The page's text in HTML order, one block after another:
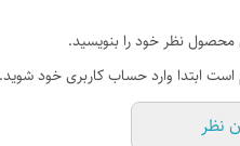
محصول نظر خود را بنویسید.
است ابتدا وارد حساب کاربری خود شوید.
نظر